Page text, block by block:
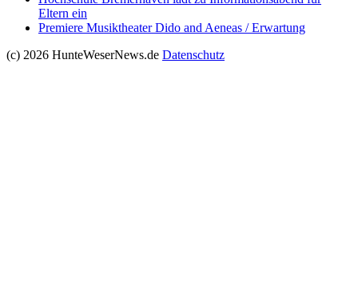
Eltern ein
Premiere Musiktheater Dido and Aeneas / Erwartung
(c) 2026 HunteWeserNews.de Datenschutz